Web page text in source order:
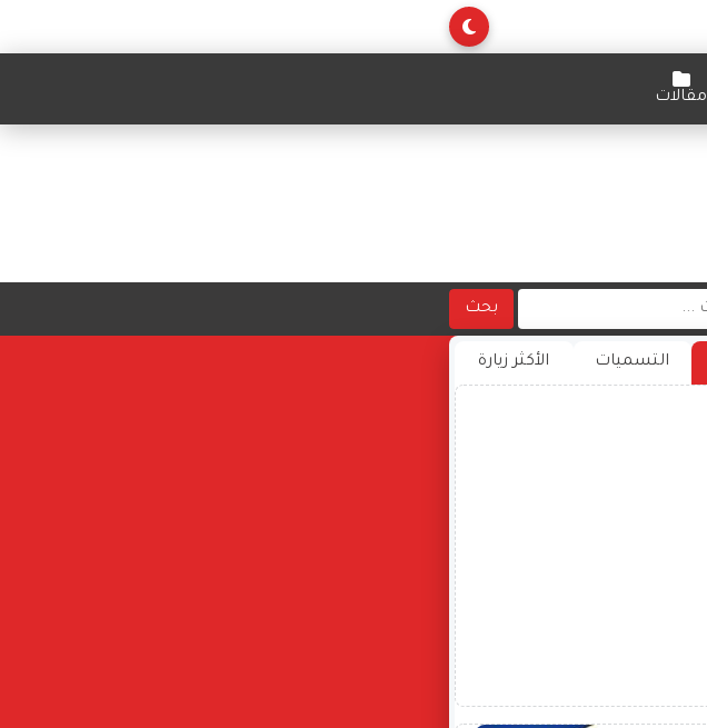
مقالات
بحث
التسميات الأكثر زيارة